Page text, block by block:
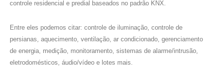
controle residencial e predial baseados no padrão KNX.
Entre eles podemos citar: controle de iluminação, controle de
persianas, aquecimento, ventilação, ar condicionado, gerenciamento
de energia, medição, monitoramento, sistemas de alarme/intrusão,
eletrodomésticos, áudio/vídeo e lotes mais.